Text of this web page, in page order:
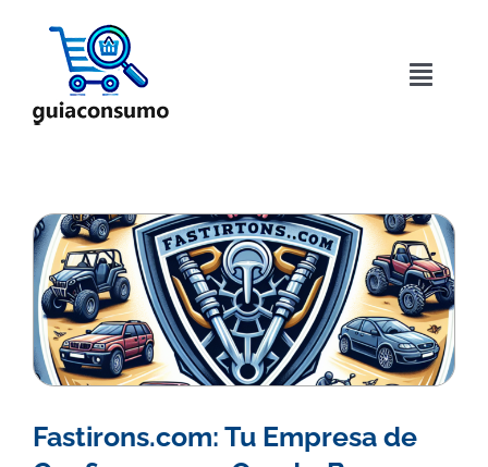
contenido
Toggle
Acerca de
Directorio
Blog
Contactar
Fastirons.com: Tu Empresa de